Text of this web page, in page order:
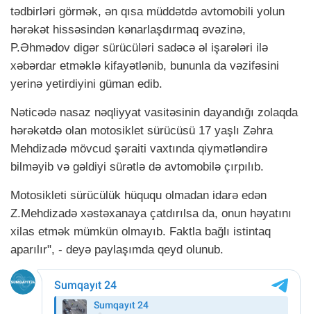
tədbirləri görmək, ən qısa müddətdə avtomobili yolun
hərəkət hissəsindən kənarlaşdırmaq əvəzinə,
P.Əhmədov digər sürücüləri sadəcə əl işarələri ilə
xəbərdar etməklə kifayətlənib, bununla da vəzifəsini
yerinə yetirdiyini güman edib.
Nəticədə nasaz nəqliyyat vasitəsinin dayandığı zolaqda
hərəkətdə olan motosiklet sürücüsü 17 yaşlı Zəhra
Mehdizadə mövcud şəraiti vaxtında qiymətləndirə
bilməyib və gəldiyi sürətlə də avtomobilə çırpılıb.
Motosikleti sürücülük hüququ olmadan idarə edən
Z.Mehdizadə xəstəxanaya çatdırılsa da, onun həyatını
xilas etmək mümkün olmayıb. Faktla bağlı istintaq
aparılır", - deyə paylaşımda qeyd olunub.